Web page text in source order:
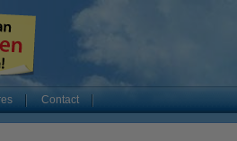
Contact